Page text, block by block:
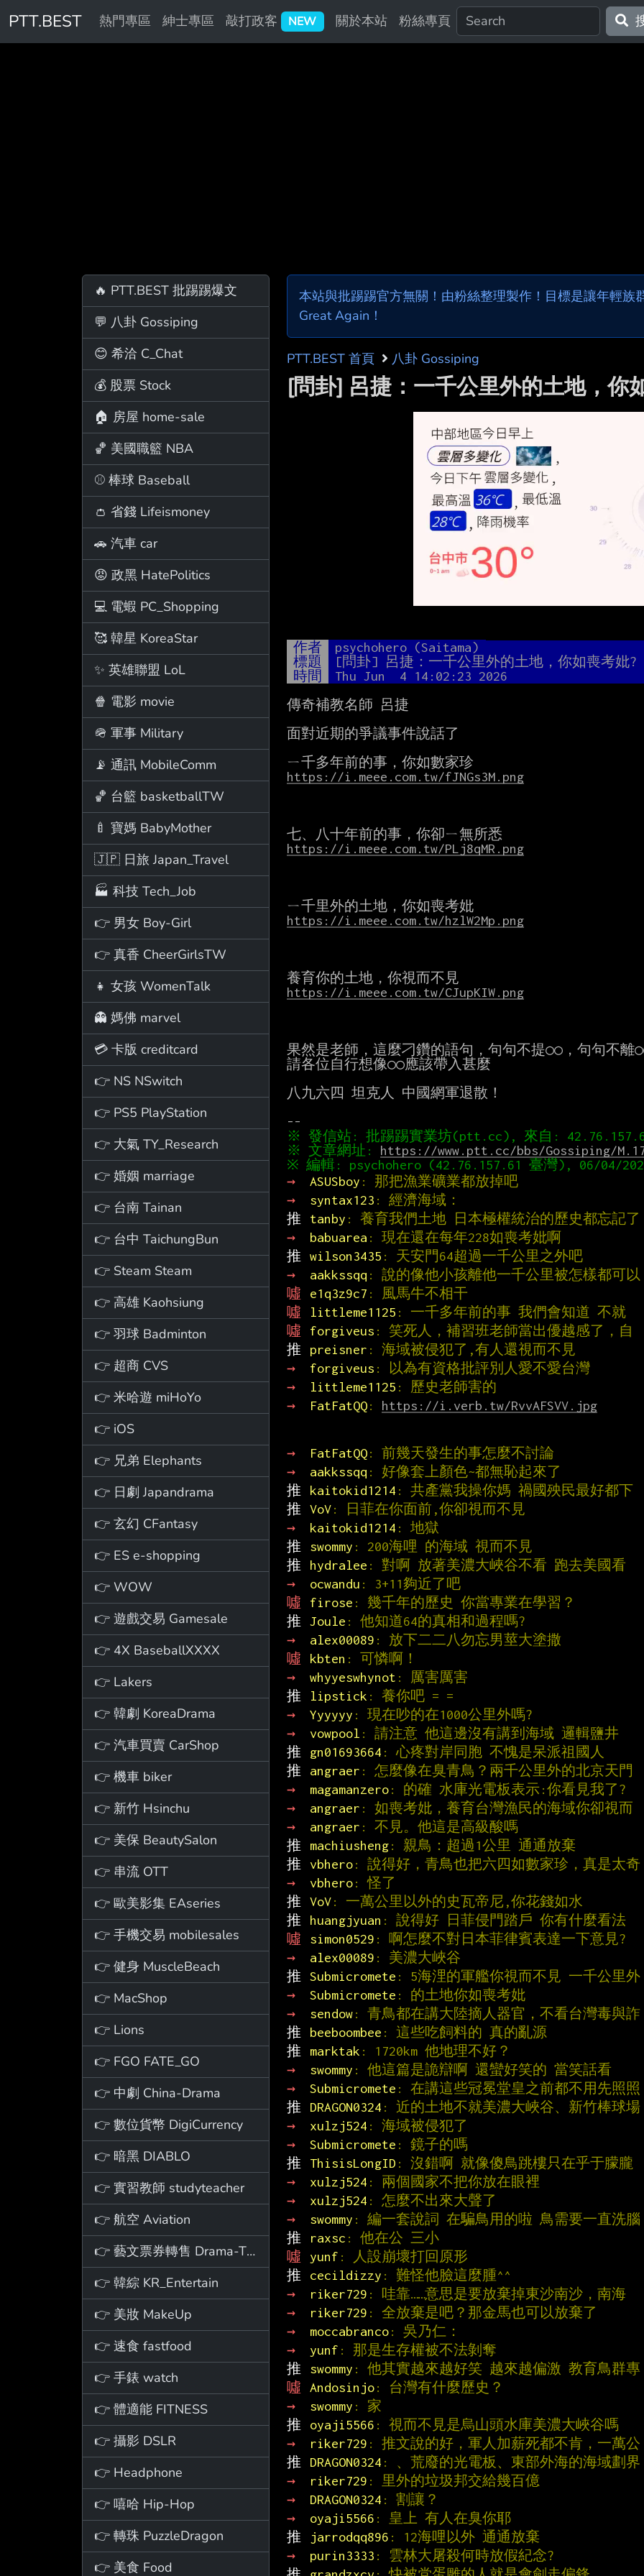
PTT.BEST 熱門專區 紳士專區 敲打政客 NEW 關於本站 粉絲專頁
🔥 PTT.BEST 批踢踢爆文
💬 八卦 Gossiping
😊 希洽 C_Chat
💰 股票 Stock
🏠 房屋 home-sale
🏀 美國職籃 NBA
⚾ 棒球 Baseball
👛 省錢 Lifeismoney
🚗 汽車 car
😡 政黑 HatePolitics
💻 電蝦 PC_Shopping
🥰 韓星 KoreaStar
✨ 英雄聯盟 LoL
🍿 電影 movie
🪖 軍事 Military
📡 通訊 MobileComm
🏀 台籃 basketballTW
🍼 寶媽 BabyMother
🇯🇵 日旅 Japan_Travel
🏭 科技 Tech_Job
👉 男女 Boy-Girl
👉 真香 CheerGirlsTW
👧 女孩 WomenTalk
👻 媽佛 marvel
💳 卡版 creditcard
👉 NS NSwitch
👉 PS5 PlayStation
👉 大氣 TY_Research
👉 婚姻 marriage
👉 台南 Tainan
👉 台中 TaichungBun
👉 Steam Steam
👉 高雄 Kaohsiung
👉 羽球 Badminton
👉 超商 CVS
👉 米哈遊 miHoYo
👉 iOS
👉 兄弟 Elephants
👉 日劇 Japandrama
👉 玄幻 CFantasy
👉 ES e-shopping
👉 WOW
👉 遊戲交易 Gamesale
👉 4X BaseballXXXX
👉 Lakers
👉 韓劇 KoreaDrama
👉 汽車買賣 CarShop
👉 機車 biker
👉 新竹 Hsinchu
👉 美保 BeautySalon
👉 串流 OTT
👉 歐美影集 EAseries
👉 手機交易 mobilesales
👉 健身 MuscleBeach
👉 MacShop
👉 Lions
👉 FGO FATE_GO
👉 中劇 China-Drama
👉 數位貨幣 DigiCurrency
👉 暗黑 DIABLO
👉 實習教師 studyteacher
👉 航空 Aviation
👉 藝文票券轉售 Drama-Ticket
👉 韓綜 KR_Entertain
👉 美妝 MakeUp
👉 速食 fastfood
👉 手錶 watch
👉 體適能 FITNESS
👉 攝影 DSLR
👉 Headphone
👉 嘻哈 Hip-Hop
👉 轉珠 PuzzleDragon
👉 美食 Food
本站與批踢踢官方無關！由粉絲整理製作！目標是讓年輕族
Great Again！
PTT.BEST 首頁 八卦 Gossiping
[問卦] 呂捷：一千公里外的土地，你
作者 psychohero (Saitama)
標題
[問卦] 呂捷：一千公里外的土地，你如喪考妣?
時間
Thu Jun  4 14:02:23 2026
傳奇補教名師 呂捷
面對近期的爭議事件說話了
https://i.meee.com.tw/fJNGs3M.png
https://i.meee.com.tw/PLj8qMR.png
https://i.meee.com.tw/hzlW2Mp.png
https://i.meee.com.tw/CJupKIW.png
果然是老師，這麼刁鑽的語句，句句不提○○，句句不離
請各位自行想像○○應該帶入甚麼
八九六四 坦克人 中國網軍退散！
※ 文章網址: https://www.ptt.cc/bbs/Gossiping/
→
ASUSboy : 那把漁業礦業都放掉吧
→
syntax123 : 經濟海域：
推
tanby : 養育我們土地 日本極權統治的歷史都忘記了
→
babuarea : 現在還在每年228如喪考妣啊
推 wilson3435 : 天安門64超過一千公里之外吧
→
aakkssqq : 說的像他小孩離他一千公里被怎樣都可以
噓
e1q3z9c7 : 風馬牛不相干
噓
littleme1125 : 一千多年前的事 我們會知道 不就
噓
forgiveus : 笑死人，補習班老師當出優越感了，自
推
preisner : 海域被侵犯了,有人還視而不見
→
forgiveus : 以為有資格批評別人愛不愛台灣
→
littleme1125 : 歷史老師害的
→
FatFatQQ: https://i.verb.tw/RvvAFSVV.jpg
→ FatFatQQ: 前幾天發生的事怎麼不討論
→
aakkssqq : 好像套上顏色~都無恥起來了
推
kaitokid1214 : 共產黨我操你媽 禍國殃民最好都下
推 VoV: 日菲在你面前,你卻視而不見
→
kaitokid1214 : 地獄
推
swommy : 200海哩 的海域 視而不見
推
hydralee : 對啊 放著美濃大峽谷不看 跑去美國看
→
ocwandu : 3+11夠近了吧
噓
firose : 幾千年的歷史 你當專業在學習？
推 Joule : 他知道64的真相和過程嗎?
→
alex00089 : 放下二二八勿忘男莖大塗撒
噓
kbten : 可憐啊！
→
whyyeswhynot : 厲害厲害
推
lipstick : 養你吧 = =
→
Yyyyyy : 現在吵的在1000公里外嗎?
→
vowpool : 請注意 他這邊沒有講到海域 邏輯鹽井
推
gn01693664 : 心疼對岸同胞 不愧是呆派祖國人
推
angraer : 怎麼像在臭青鳥？兩千公里外的北京天門
→
magamanzero: 的確 水庫光電板表示:你看見我了?
→
angraer : 如喪考妣，養育台灣漁民的海域你卻視而
→
angraer : 不見。他這是高級酸嗎
推
machiusheng: 親鳥：超過1公里 通通放棄
推
vbhero: 說得好，青鳥也把六四如數家珍，真是太奇
→
vbhero: 怪了
推 VoV: 一萬公里以外的史瓦帝尼,你花錢如水
推
huangjyuan : 說得好 日菲侵門踏戶 你有什麼看法
噓
simon0529 : 啊怎麼不對日本菲律賓表達一下意見?
→
alex00089 : 美濃大峽谷
推 Submicromete : 5海浬的軍艦你視而不見 一千公里外
→
Submicromete : 的土地你如喪考妣
→
sendow: 青鳥都在講大陸摘人器官，不看台灣毒與詐
推
beeboombee : 這些吃飼料的 真的亂源
推
marktak : 1720km 他地理不好？
→
swommy : 他這篇是詭辯啊 還蠻好笑的 當笑話看
→
Submicromete : 在講這些冠冕堂皇之前都不用先照照
推
DRAGON0324 : 近的土地不就美濃大峽谷、新竹棒球場
→
xulzj524 : 海域被侵犯了
→
Submicromete : 鏡子的嗎
推
ThisisLongID : 沒錯啊 就像傻鳥跳樓只在乎于朦朧
→
xulzj524 : 兩個國家不把你放在眼裡
→
xulzj524 : 怎麼不出來大聲了
→
swommy : 編一套說詞 在騙鳥用的啦 鳥需要一直洗腦
推
raxsc : 他在公 三小
噓
yunf : 人設崩壞打回原形
推
cecildizzy : 難怪他臉這麼腫^^
→
riker729 : 哇靠……意思是要放棄掉東沙南沙，南海
→
riker729 : 全放棄是吧？那金馬也可以放棄了
→
moccabranco: 吳乃仁：
→
yunf : 那是生存權被不法剝奪
推
swommy : 他其實越來越好笑 越來越偏激 教育鳥群專
噓 Andosinjo: 台灣有什麼歷史？
→
swommy : 家
推
oyaji5566 : 視而不見是烏山頭水庫美濃大峽谷嗎
→
riker729 : 推文說的好，軍人加薪死都不肯，一萬公
推
DRAGON0324 : 、荒廢的光電板、東部外海的海域劃界
→
riker729 : 里外的垃圾邦交給幾百億
→
DRAGON0324 : 割讓？
→
oyaji5566 : 皇上 有人在臭你耶
推
jarrodqq896 : 12海哩以外 通通放棄
→
purin3333 : 雲林大屠殺何時放假紀念?